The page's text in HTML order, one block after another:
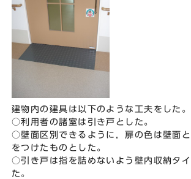
建物内の建具は以下のような工夫をした。
○利用者の諸室は引き戸とした。
○壁面区別できるように，扉の色は壁面
をつけたものとした。
○引き戸は指を詰めないよう壁内収納タ
た。